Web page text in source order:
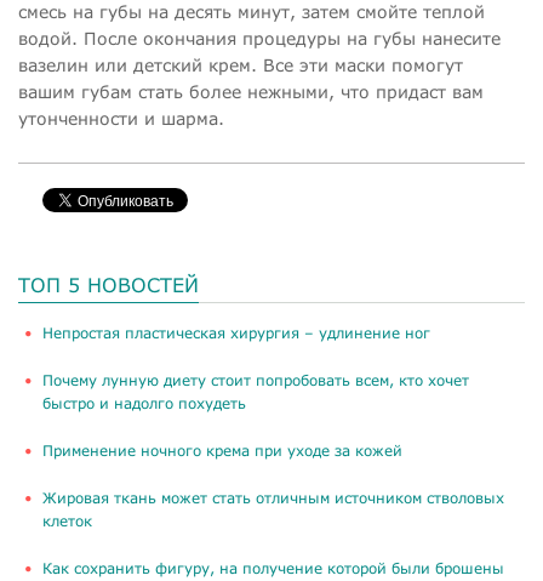
смесь на губы на десять минут, затем смойте теплой
водой. После окончания процедуры на губы нанесите
вазелин или детский крем. Все эти маски помогут
вашим губам стать более нежными, что придаст вам
утонченности и шарма.
ТОП 5 НОВОСТЕЙ
​Непростая пластическая хирургия – удлинение ног
Почему лунную диету стоит попробовать всем, кто хочет
быстро и надолго похудеть
Применение ночного крема при уходе за кожей
Жировая ткань может стать отличным источником стволовых
клеток
Как сохранить фигуру, на получение которой были брошены